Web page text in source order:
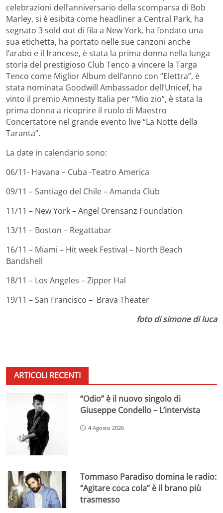
celebrazioni dell’anniversario della scomparsa di Bob
Marley, si è esibita come headliner a Central Park, ha
segnato 3 sold out di fila a New York, ha fondato una
sua etichetta, ha portato nelle sue canzoni anche
l’arabo e il francese, è stata la prima donna nella lunga
storia del prestigioso Club Tenco a vincere la Targa
Tenco come Miglior Album dell’anno con “Elettra”, è
stata nominata Goodwill Ambassador dell’Unicef, ha
vinto il premio Amnesty Italia per “Mio zio”, è stata la
prima donna a ricoprire il ruolo di Maestro
Concertatore nel grande evento live “La Notte della
Taranta”.
La date in calendario sono:
06/11- Havana – Cuba -Teatro America
09/11 – Santiago del Chile – Amanda Club
11/11 – New York – Angel Orensanz Foundation
13/11 – Boston – Regattabar
16/11 – Miami – Hit week Festival – North Beach
Bandshell
18/11 – Los Angeles – Zipper Hal
19/11 – San Francisco – Brava Theater
foto di simone di luca
ARTICOLI RECENTI
“Odio” è il nuovo singolo di
Giuseppe Condello – L’intervista
4 Agosto 2026
Tommaso Paradiso domina le radio:
“Agitare coca cola” è il brano più
trasmesso